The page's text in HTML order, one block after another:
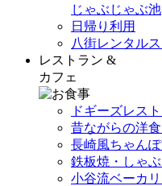
じゃぶじゃぶ池
日帰り利用
八街レンタル
レストラン &
カフェ
ドギーズレス
昔ながらの洋
長崎風ちゃん
鉄板焼・しゃ
小谷流ベーカ